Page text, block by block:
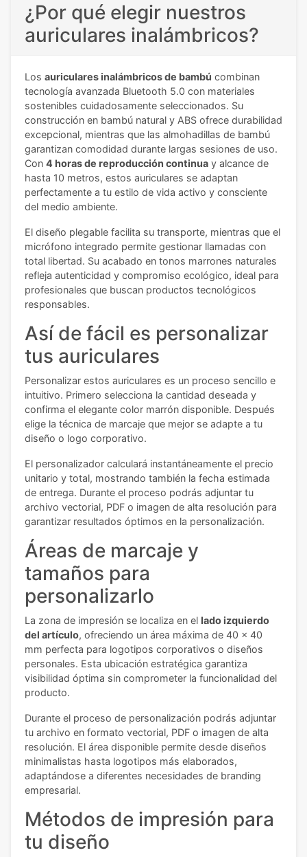
¿Por qué elegir nuestros
auriculares inalámbricos?
Los auriculares inalámbricos de bambú combinan
tecnología avanzada Bluetooth 5.0 con materiales
sostenibles cuidadosamente seleccionados. Su
construcción en bambú natural y ABS ofrece durabilidad
excepcional, mientras que las almohadillas de bambú
garantizan comodidad durante largas sesiones de uso.
Con 4 horas de reproducción continua y alcance de
hasta 10 metros, estos auriculares se adaptan
perfectamente a tu estilo de vida activo y consciente
del medio ambiente.
El diseño plegable facilita su transporte, mientras que el
micrófono integrado permite gestionar llamadas con
total libertad. Su acabado en tonos marrones naturales
refleja autenticidad y compromiso ecológico, ideal para
profesionales que buscan productos tecnológicos
responsables.
Así de fácil es personalizar
tus auriculares
Personalizar estos auriculares es un proceso sencillo e
intuitivo. Primero selecciona la cantidad deseada y
confirma el elegante color marrón disponible. Después
elige la técnica de marcaje que mejor se adapte a tu
diseño o logo corporativo.
El personalizador calculará instantáneamente el precio
unitario y total, mostrando también la fecha estimada
de entrega. Durante el proceso podrás adjuntar tu
archivo vectorial, PDF o imagen de alta resolución para
garantizar resultados óptimos en la personalización.
Áreas de marcaje y
tamaños para
personalizarlo
La zona de impresión se localiza en el lado izquierdo
del artículo, ofreciendo un área máxima de 40 x 40
mm perfecta para logotipos corporativos o diseños
personales. Esta ubicación estratégica garantiza
visibilidad óptima sin comprometer la funcionalidad del
producto.
Durante el proceso de personalización podrás adjuntar
tu archivo en formato vectorial, PDF o imagen de alta
resolución. El área disponible permite desde diseños
minimalistas hasta logotipos más elaborados,
adaptándose a diferentes necesidades de branding
empresarial.
Métodos de impresión para
tu diseño